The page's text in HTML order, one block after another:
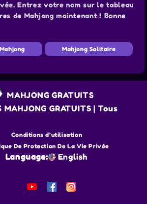
Entrez votre nom sur le tableau
de Mahjong maintenant ! Bonne
Mahjong Solitaire
MAHJONG GRATUITS
GRATUITS | Tous
Conditions d’utilisation
De Protection De La Vie Privée
Language: English